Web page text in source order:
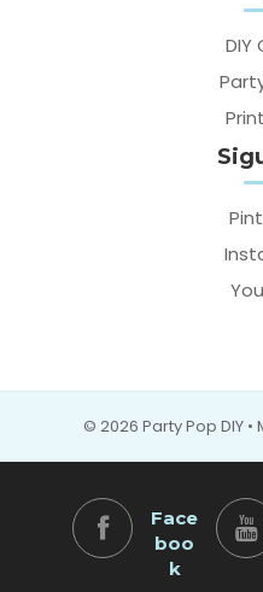
DIY
© 2026 Party Pop DIY •
Face
boo
k